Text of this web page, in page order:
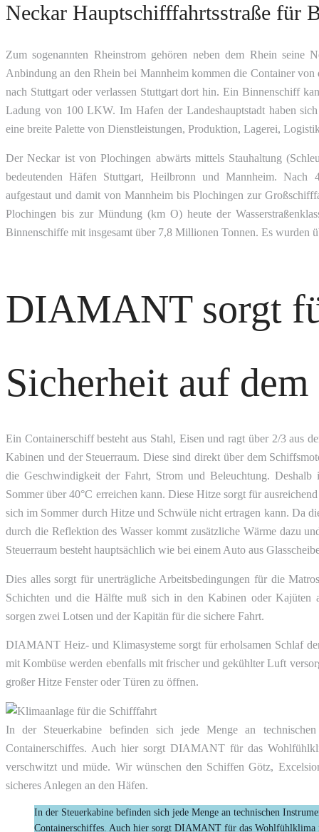
Neckar Hauptschifffahrtsstraße für
Zum sogenannten Rheinstrom gehören neben dem Rhein seine
Anbindung an den Rhein bei Mannheim kommen die Container
nach Stuttgart oder verlassen Stuttgart dort hin. Ein Binnenschiff
Ladung von 100 LKW. Im Hafen der Landeshauptstadt haben
eine breite Palette von Dienstleistungen, Produktion, Lagerei,
Der Neckar ist von Plochingen abwärts mittels Stauhaltung
bedeutenden Häfen Stuttgart, Heilbronn und Mannheim.
aufgestaut und damit von Mannheim bis Plochingen zur
Plochingen bis zur Mündung (km O) heute der
Binnenschiffe mit insgesamt über 7,8 Millionen Tonnen. Es wurden
DIAMANT sorgt
Sicherheit auf
Ein Containerschiff besteht aus Stahl, Eisen und ragt über 2/3 aus
Kabinen und der Steuerraum. Diese sind direkt über dem
die Geschwindigkeit der Fahrt, Strom und Beleuchtung.
Sommer über 40°C erreichen kann. Diese Hitze sorgt für
sich im Sommer durch Hitze und Schwüle nicht ertragen kann. Da
durch die Reflektion des Wasser kommt zusätzliche Wärme dazu
Steuerraum besteht hauptsächlich wie bei einem Auto aus
Dies alles sorgt für unerträgliche Arbeitsbedingungen für die
Schichten und die Hälfte muß sich in den Kabinen oder Kajüten
sorgen zwei Lotsen und der Kapitän für die sichere Fahrt.
DIAMANT Heiz- und Klimasysteme sorgt für erholsamen Schlaf
mit Kombüse werden ebenfalls mit frischer und gekühlter Luft
großer Hitze Fenster oder Türen zu öffnen.
In der Steuerkabine befinden sich jede Menge an
Containerschiffes. Auch hier sorgt DIAMANT für das
verschwitzt und müde. Wir wünschen den Schiffen Götz,
sicheres Anlegen an den Häfen.
In der Steuerkabine befinden sich jede Menge an technischen
Containerschiffes. Auch hier sorgt DIAMANT für das